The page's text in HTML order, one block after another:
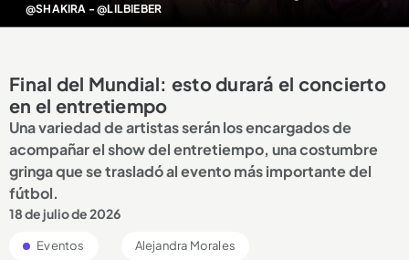
@SHAKIRA - @LILBIEBER
Final del Mundial: esto durará el concierto
en el entretiempo
Una variedad de artistas serán los encargados de
acompañar el show del entretiempo, una costumbre
gringa que se trasladó al evento más importante del
fútbol.
18 de julio de 2026
Eventos Alejandra Morales